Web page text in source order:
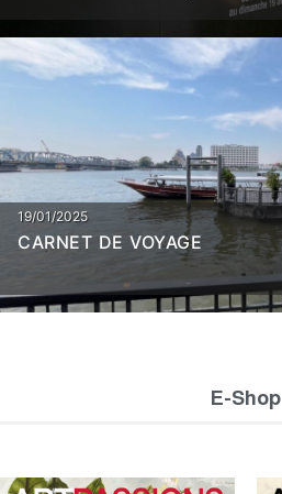
19/01/2025
CARNET DE VOYAGE
E-Shop